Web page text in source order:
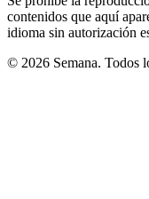
contenidos que aquí
idioma sin autorización
© 2026 Semana. Todos